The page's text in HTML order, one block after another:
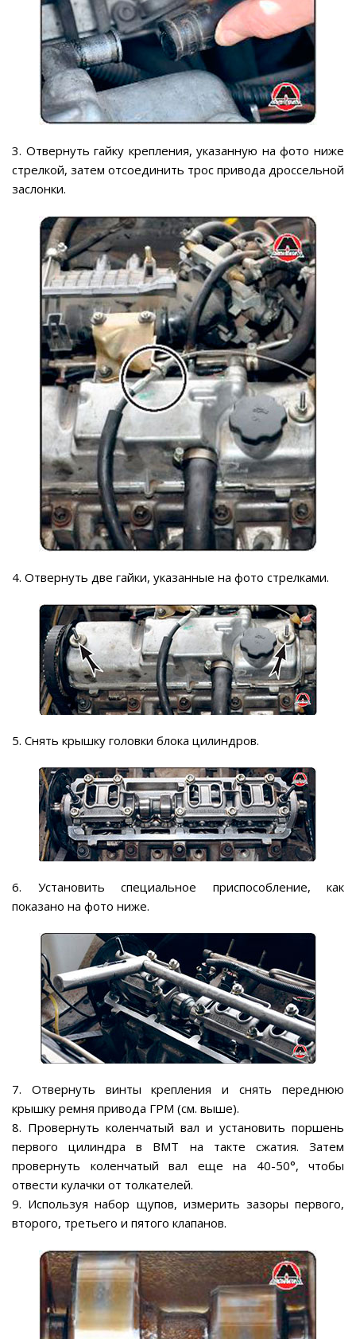
3. Отвернуть гайку крепления, указанную на фото ниже
стрелкой, затем отсоединить трос привода дроссельной
заслонки.
4. Отвернуть две гайки, указанные на фото стрелками.
5. Снять крышку головки блока цилиндров.
6. Установить специальное приспособление, как
показано на фото ниже.
7. Отвернуть винты крепления и снять переднюю
крышку ремня привода ГРМ (см. выше).
8. Провернуть коленчатый вал и установить поршень
первого цилиндра в ВМТ на такте сжатия. Затем
провернуть коленчатый вал еще на 40-50°, чтобы
отвести кулачки от толкателей.
9. Используя набор щупов, измерить зазоры первого,
второго, третьего и пятого клапанов.